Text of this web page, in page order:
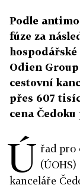
Podle
fúze za
Odien
cestovní
přes 607
cena
Ú řad pro
kanceláře